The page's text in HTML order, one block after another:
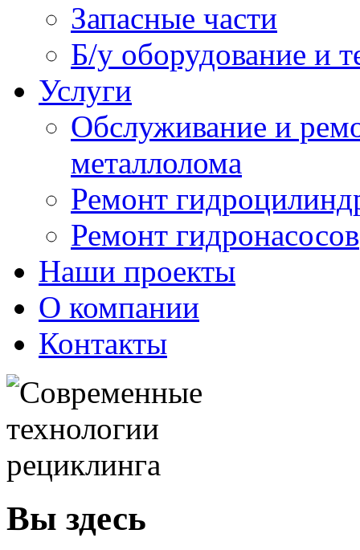
Запасные части
Б/у оборудование и
Услуги
Обслуживание и
металлолома
Ремонт
Ремонт гидронасосов
Наши проекты
О компании
Контакты
Вы здесь